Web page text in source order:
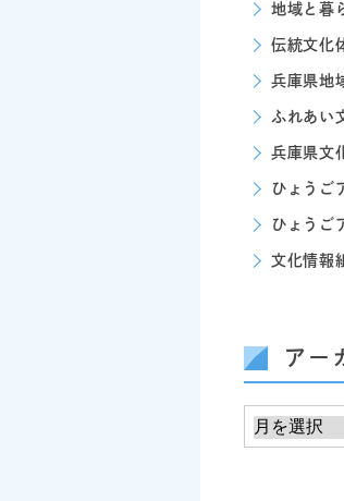
地域と暮
伝統文化
兵庫県地
ふれあい
兵庫県文
ひょうご
ひょうご
文化情報
アー